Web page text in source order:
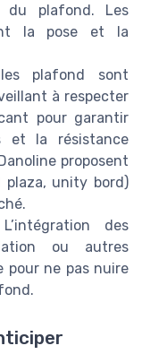
plafond. Les
la pose et la
plafond sont
à respecter
pour garantir
et la résistance
proposent
plaza, unity bord)
des
ou autres
pour ne pas nuire